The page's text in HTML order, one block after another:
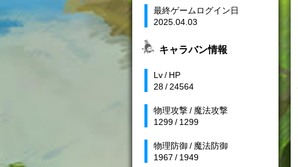
最終ゲームログイン日
2025.04.03
キャラバン情報
Lv / HP
28 / 24564
物理攻撃 / 魔法攻撃
1299 / 1299
物理防御 / 魔法防御
1967 / 1949